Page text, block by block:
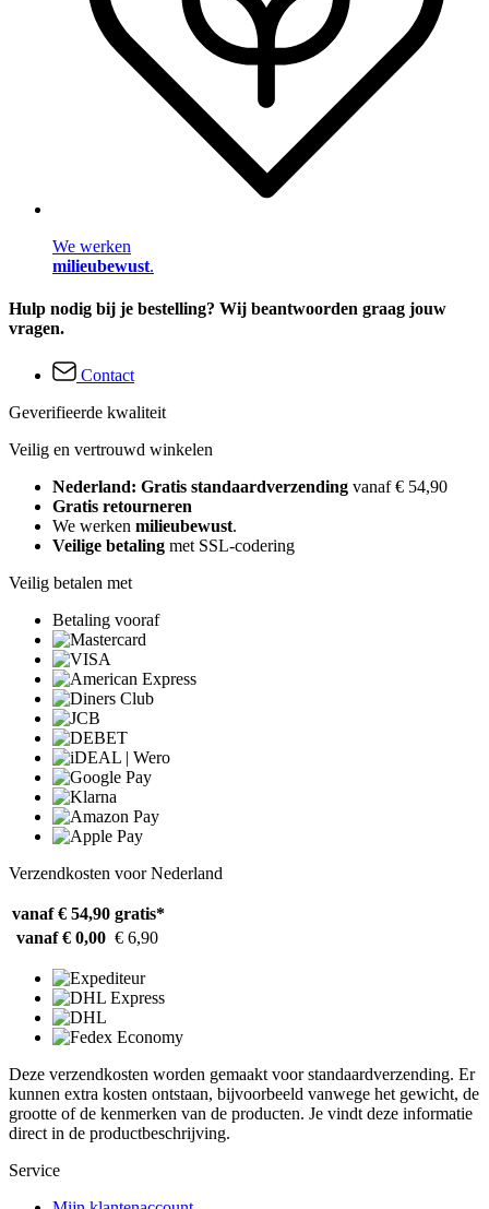
We werken
milieubewust.
Hulp nodig bij je bestelling? Wij beantwoorden graag jouw
vragen.
Contact
Geverifieerde kwaliteit
Veilig en vertrouwd winkelen
Nederland: Gratis standaardverzending vanaf € 54,90
Gratis retourneren
We werken milieubewust.
Veilige betaling met SSL-codering
Veilig betalen met
Betaling vooraf
Verzendkosten voor Nederland
vanaf € 54,90 gratis*
vanaf € 0,00 € 6,90
Deze verzendkosten worden gemaakt voor standaardverzending. Er
kunnen extra kosten ontstaan, bijvoorbeeld vanwege het gewicht, de
grootte of de kenmerken van de producten. Je vindt deze informatie
direct in de productbeschrijving.
Service